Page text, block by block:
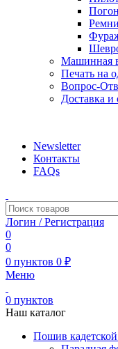
Ремни
Машинная
Печать на
Вопрос-
Доставка и
Newsletter
Контакты
FAQs
Логин / Регистрация
0
0
0 пунктов 0 ₽
Меню
0 пунктов
Наш каталог
Пошив